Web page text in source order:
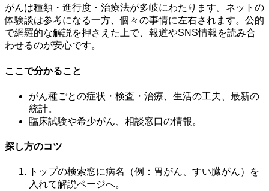
がんは種類・進行度・治療法が多岐にわたります。ネットの
体験談は参考になる一方、個々の事情に左右されます。公的
で網羅的な解説を押さえた上で、報道やSNS情報を読み合
わせるのが安心です。
ここで分かること
がん種ごとの症状・検査・治療、生活の工夫、最新の
統計。
臨床試験や希少がん、相談窓口の情報。
探し方のコツ
トップの検索窓に病名（例：胃がん、すい臓がん）を
入れて解説ページへ。